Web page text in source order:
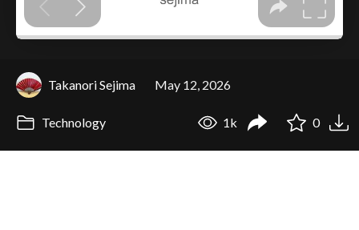
Takanori Sejima May 12, 2026
Technology 1k 0